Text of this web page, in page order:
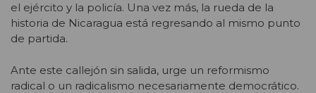
el ejército y la policía. Una vez más, la rueda de la
historia de Nicaragua está regresando al mismo punto
de partida.
Ante este callejón sin salida, urge un reformismo
radical o un radicalismo necesariamente democrático.